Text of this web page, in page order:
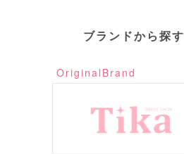
ブランドから探す
OriginalBrand